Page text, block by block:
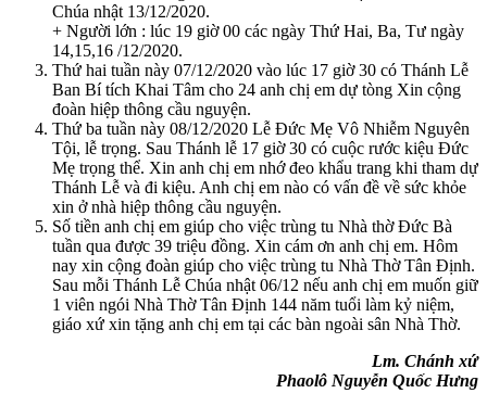
Chúa nhật 13/12/2020.
+ Người lớn : lúc 19 giờ 00 các ngày Thứ Hai, Ba, Tư ngày
14,15,16 /12/2020.
Thứ hai tuần này 07/12/2020 vào lúc 17 giờ 30 có Thánh Lễ
Ban Bí tích Khai Tâm cho 24 anh chị em dự tòng Xin cộng
đoàn hiệp thông cầu nguyện.
Thứ ba tuần này 08/12/2020 Lễ Đức Mẹ Vô Nhiễm Nguyên
Tội, lễ trọng. Sau Thánh lễ 17 giờ 30 có cuộc rước kiệu Đức
Mẹ trọng thể. Xin anh chị em nhớ đeo khẩu trang khi tham dự
Thánh Lễ và đi kiệu. Anh chị em nào có vấn đề về sức khỏe
xin ở nhà hiệp thông cầu nguyện.
Số tiền anh chị em giúp cho việc trùng tu Nhà thờ Đức Bà
tuần qua được 39 triệu đồng. Xin cám ơn anh chị em. Hôm
nay xin cộng đoàn giúp cho việc trùng tu Nhà Thờ Tân Định.
Sau mỗi Thánh Lễ Chúa nhật 06/12 nếu anh chị em muốn giữ
1 viên ngói Nhà Thờ Tân Định 144 năm tuổi làm kỷ niệm,
giáo xứ xin tặng anh chị em tại các bàn ngoài sân Nhà Thờ.
Lm. Chánh xứ
Phaolô Nguyễn Quốc Hưng